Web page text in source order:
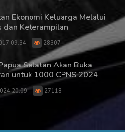
Ekonomi Keluarga Melalui
dan Keterampilan
09:34 28307
Selatan Akan Buka
untuk 1000 CPNS 2024
20:09 27118